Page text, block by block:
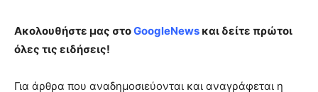
Ακολουθήστε μας στοGoogleNews και δείτε πρώτοι
όλες τις ειδήσεις!
Για άρθρα που αναδημοσιεύονται και αναγράφεται η